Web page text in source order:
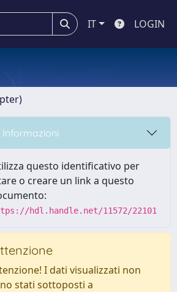
IT LOGIN
Informazioni
questo identificativo per
o creare un link a questo
hdl.handle.net/11572/22101
I dati visualizzati non
stati sottoposti a